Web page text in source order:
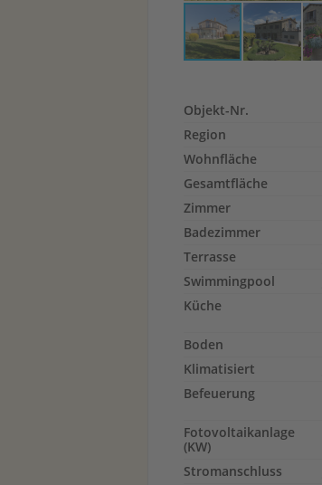
Objekt-Nr.
Region
Wohnfläche
Gesamtfläche
Zimmer
Badezimmer
Terrasse
Swimmingpool
Küche
Boden
Klimatisiert
Befeuerung
Fotovoltaikanlage
(KW)
Stromanschluss